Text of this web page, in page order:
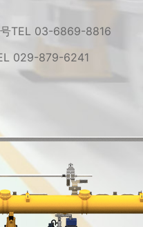
TEL 03-6869-8816
029-879-6241